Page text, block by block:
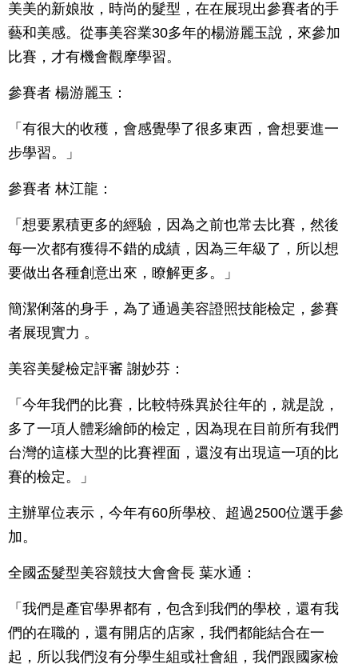
美美的新娘妝，時尚的髮型，在在展現出參賽者的手
藝和美感。從事美容業30多年的楊游麗玉說，來參加
比賽，才有機會觀摩學習。
參賽者 楊游麗玉：
「有很大的收穫，會感覺學了很多東西，會想要進一
步學習。」
參賽者 林江龍：
「想要累積更多的經驗，因為之前也常去比賽，然後
每一次都有獲得不錯的成績，因為三年級了，所以想
要做出各種創意出來，瞭解更多。」
簡潔俐落的身手，為了通過美容證照技能檢定，參賽
者展現實力 。
美容美髮檢定評審 謝妙芬：
「今年我們的比賽，比較特殊異於往年的，就是說，
多了一項人體彩繪師的檢定，因為現在目前所有我們
台灣的這樣大型的比賽裡面，還沒有出現這一項的比
賽的檢定。」
主辦單位表示，今年有60所學校、超過2500位選手參
加。
全國盃髮型美容競技大會會長 葉水通：
「我們是產官學界都有，包含到我們的學校，還有我
們的在職的，還有開店的店家，我們都能結合在一
起，所以我們沒有分學生組或社會組，我們跟國家檢